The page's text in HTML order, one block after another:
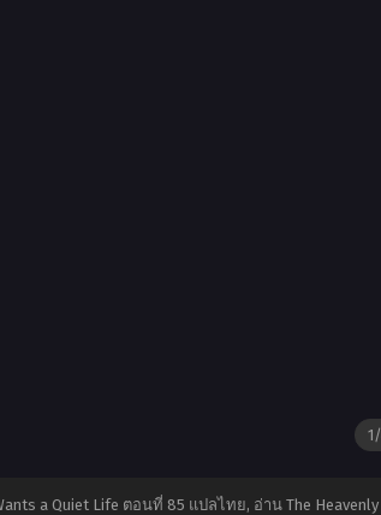
a Quiet Life ตอนที่ 85 แปลไทย, อ่าน The